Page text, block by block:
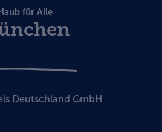
für Alle
Deutschland GmbH